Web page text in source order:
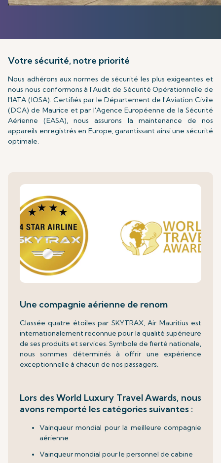
Votre sécurité, notre priorité
Nous adhérons aux normes de sécurité les plus exigeantes et
nous nous conformons à l'Audit de Sécurité Opérationnelle de
l'IATA (IOSA). Certifiés par le Département de l'Aviation Civile
(DCA) de Maurice et par l'Agence Européenne de la Sécurité
Aérienne (EASA), nous assurons la maintenance de nos
appareils enregistrés en Europe, garantissant ainsi une sécurité
optimale.
Une compagnie aérienne de renom
Classée quatre étoiles par SKYTRAX, Air Mauritius est
internationalement reconnue pour la qualité supérieure
de ses produits et services. Symbole de fierté nationale,
nous sommes déterminés à offrir une expérience
exceptionnelle à chacun de nos passagers.
Lors des World Luxury Travel Awards, nous
avons remporté les catégories suivantes :
Vainqueur mondial pour la meilleure compagnie
aérienne
Vainqueur mondial pour le personnel de cabine